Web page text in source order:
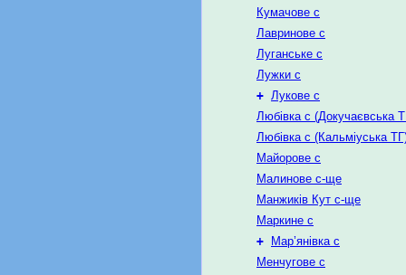
Кумачове с
Лавринове с
Луганське с
Лужки с
+ Лукове с
Любівка с (Докучаєвська
Любівка с (Кальміуська
Майорове с
Малинове с-ще
Манжиків Кут с-ще
Маркине с
+
Мар’янівка с
Менчугове с